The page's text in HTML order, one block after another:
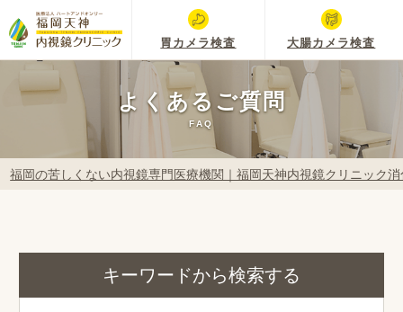
胃カメラ検査 大腸カメラ検査
よくあるご質問
FAQ
福岡の苦しくない内視鏡専門医療機関｜福岡天神内視鏡クリニック
キーワードから検索する